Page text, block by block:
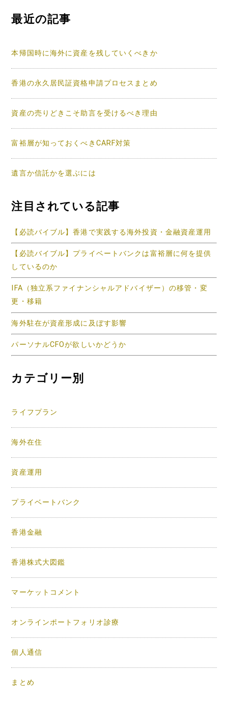
シ
ン
最近の記事
本帰国時に海外に資産を残していくべきか
香港の永久居民証資格申請プロセスまとめ
資産の売りどきこそ助言を受けるべき理由
富裕層が知っておくべきCARF対策
遺言か信託かを選ぶには
注目されている記事
【必読バイブル】香港で実践する海外投資・金融資産運用
【必読バイブル】プライベートバンクは富裕層に何を提供
しているのか
IFA（独立系ファイナンシャルアドバイザー）の移管・変
更・移籍
海外駐在が資産形成に及ぼす影響
パーソナルCFOが欲しいかどうか
カテゴリー別
ライフプラン
海外在住
資産運用
プライベートバンク
香港金融
香港株式大図鑑
マーケットコメント
オンラインポートフォリオ診療
個人通信
まとめ